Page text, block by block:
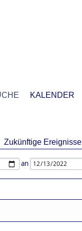
KALENDER
Zukünftige Ereignisse
an